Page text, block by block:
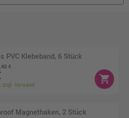
PVC Klebeband, 6 Stück
€
zzgl. Versand
shopping_cart
Magnethaken, 2 Stück